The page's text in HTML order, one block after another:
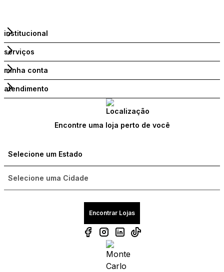
institucional
serviços
minha conta
atendimento
Encontre uma loja perto de você
Encontrar Lojas